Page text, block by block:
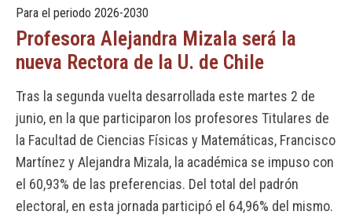
ETAPA BÁSICA
CARRERAS
CREACIÓNE INVESTIGACIÓN
BIBLIOTECA
DEPARTAMENTOS
Para el periodo 2026-2030
Profesora Alejandra Mizala será la
nueva Rectora de la U. de Chile
Tras la segunda vuelta desarrollada este martes 2 de
junio, en la que participaron los profesores Titulares de
la Facultad de Ciencias Físicas y Matemáticas, Francisco
Martínez y Alejandra Mizala, la académica se impuso con
el 60,93% de las preferencias. Del total del padrón
electoral, en esta jornada participó el 64,96% del mismo.